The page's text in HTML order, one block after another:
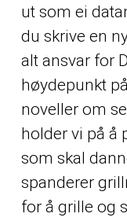
ut som ei
du skrive en
alt ansvar for
høydepunkt
noveller om
holder vi på å
som skal
spanderer
for å grille og